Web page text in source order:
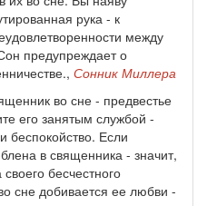
рука - к
между
предупреждает о
Сонник Миллера
во сне - предвестье
его занятым службой -
беспокойство. Если
в священника - значит,
бесчестного
сне добивается ее любви -